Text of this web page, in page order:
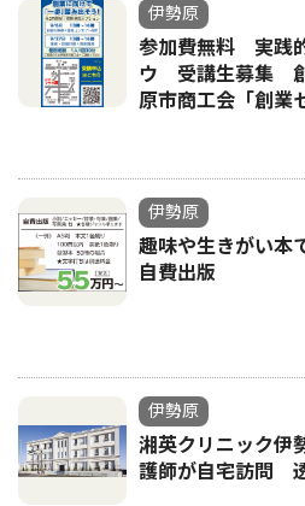
伊勢原
参加費無料 実践
ウ 受講生募集
原市商工会「創業
伊勢原
趣味や生きがい本
自費出版
伊勢原
湘英クリニック
護師が自宅訪問